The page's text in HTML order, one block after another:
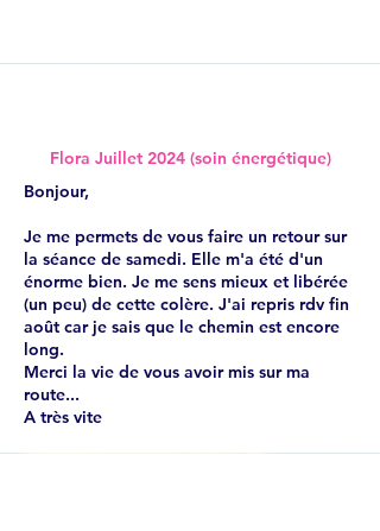
Flora Juillet 2024 (soin énergétique)
Bonjour,
Je me permets de vous faire un retour sur
la séance de samedi. Elle m'a été d'un
énorme bien. Je me sens mieux et libérée
(un peu) de cette colère. J'ai repris rdv fin
août car je sais que le chemin est encore
long.
Merci la vie de vous avoir mis sur ma
route...
A très vite